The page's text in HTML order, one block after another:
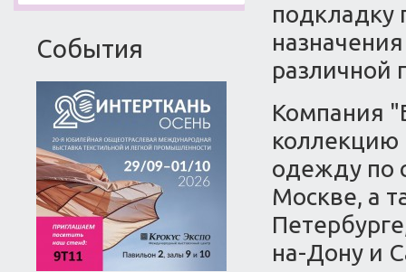
События
подкладку
различной
Компания
коллекцию
одежду по
Москве, а
на-Дону и